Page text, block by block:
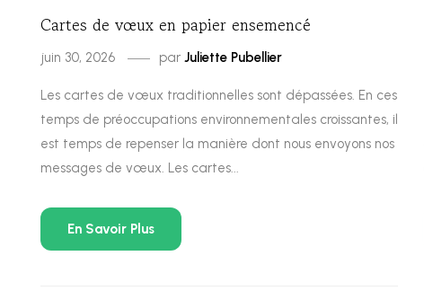
Cartes de vœux en papier ensemencé
juin 30, 2026 par Juliette Pubellier
Les cartes de vœux traditionnelles sont dépassées. En ces
temps de préoccupations environnementales croissantes, il
est temps de repenser la manière dont nous envoyons nos
messages de vœux. Les cartes...
En Savoir Plus